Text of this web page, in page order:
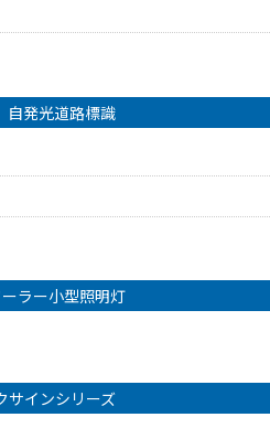
発光道路標識
ラー小型照明灯
サインシリーズ